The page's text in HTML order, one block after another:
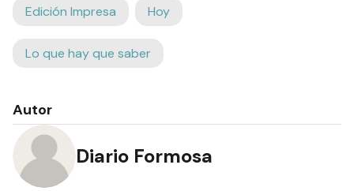
Edición Impresa Hoy
Lo que hay que saber
Autor
Diario Formosa